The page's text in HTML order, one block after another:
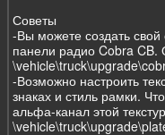
Советы
-Вы можете создать
панели радио Cobra CB.
-Возможно настроить
знаках и стиль рамки.
альфа-канал этой